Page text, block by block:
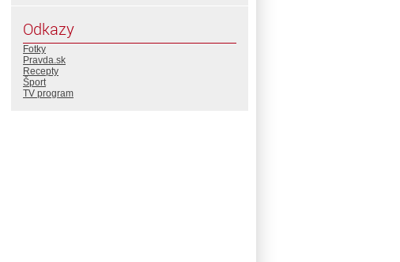
Odkazy
Fotky
Pravda.sk
Recepty
Šport
TV program